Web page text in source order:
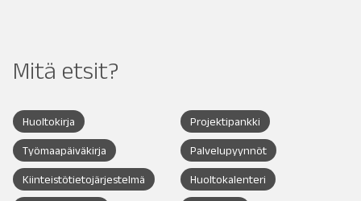
Mitä etsit?
Huoltokirja Projektipankki
Työmaapäiväkirja Palvelupyynnöt
Kiinteistötietojärjestelmä Huoltokalenteri